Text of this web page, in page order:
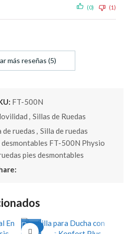
(0) (1)
más reseñas (5)
FT-500N
, Sillas de Ruedas
de ruedas , Silla de ruedas
FT-500N Physio
pies desmontables
-24%